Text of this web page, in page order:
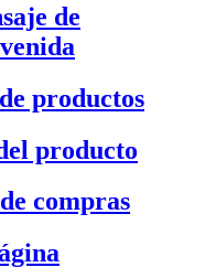
de
productos
producto
compras